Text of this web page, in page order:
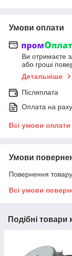
Умови оплати
Ви отримаєте
або гроші
Детальніше
Післяплата
Оплата на
Всі умови оплати
Умови
Повернення
Всі умови
Подібні товари